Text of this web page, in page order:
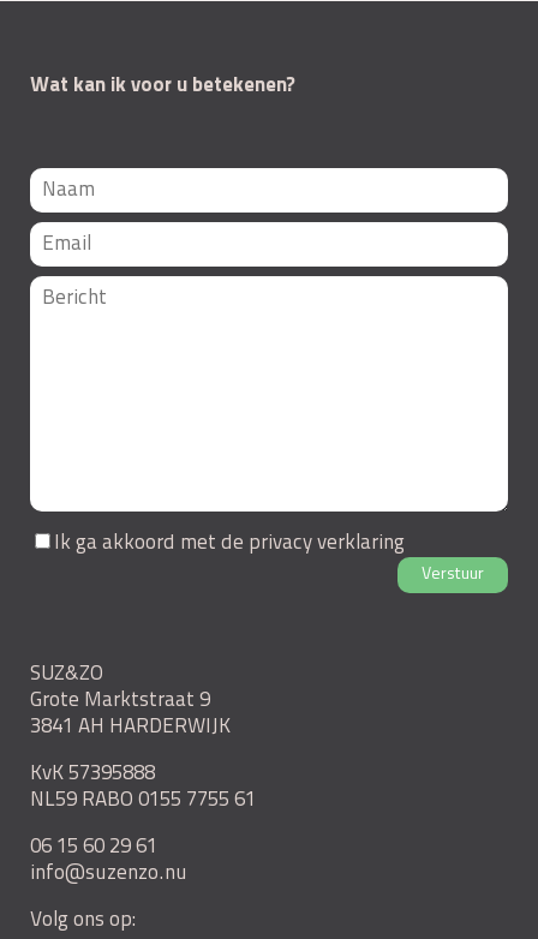
Wat kan ik voor u betekenen?
Ik ga akkoord met de privacy verklaring
Verstuur
SUZ&ZO
Grote Marktstraat 9
3841 AH HARDERWIJK
KvK 57395888
NL59 RABO 0155 7755 61
06 15 60 29 61
info@suzenzo.nu
Volg ons op: